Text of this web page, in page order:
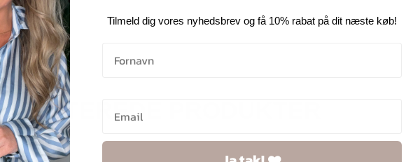
RELATEREDE PRODUKTER
Tilmeld dig vores nyhedsbrev og få 10% rabat på dit næste køb!